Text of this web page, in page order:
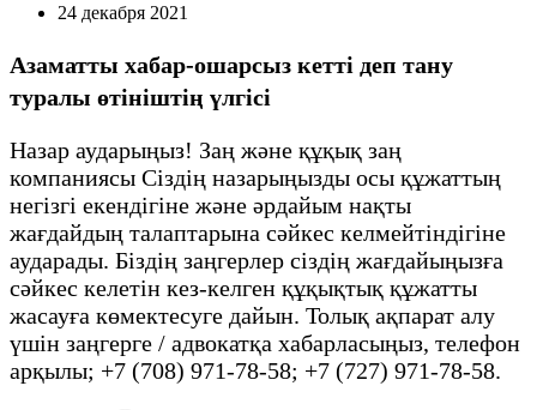
24 декабря 2021
Азаматты хабар-ошарсыз кетті деп тану
туралы өтініштің үлгісі
Назар аударыңыз! Заң және құқық заң
компаниясы Сіздің назарыңызды осы құжаттың
негізгі екендігіне және әрдайым нақты
жағдайдың талаптарына сәйкес келмейтіндігіне
аударады. Біздің заңгерлер сіздің жағдайыңызға
сәйкес келетін кез-келген құқықтық құжатты
жасауға көмектесуге дайын. Толық ақпарат алу
үшін заңгерге / адвокатқа хабарласыңыз, телефон
арқылы; +7 (708) 971-78-58; +7 (727) 971-78-58.